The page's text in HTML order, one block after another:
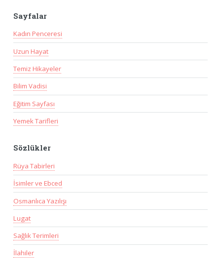
Sayfalar
Kadın Penceresi
Uzun Hayat
Temiz Hikayeler
Bilim Vadisi
Eğitim Sayfası
Yemek Tarifleri
Sözlükler
Rüya Tabirleri
İsimler ve Ebced
Osmanlıca Yazılışı
Lugat
Sağlık Terimleri
İlahiler